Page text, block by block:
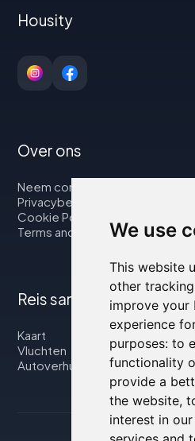
We use
This website
other
improve your
experience
purposes: to
functionality
provide a
the website,
interest in
Housity
Over ons
Neem contact op met
Privacybeleid
Cookie Policy
Terms and Conditions
Reis samen met ons
Kaart
Vluchten
Autoverhuur